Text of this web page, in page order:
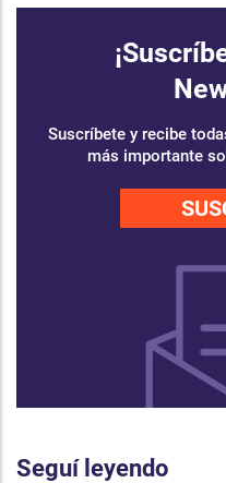
Suscríbete y recibe
más importante
Seguí leyendo